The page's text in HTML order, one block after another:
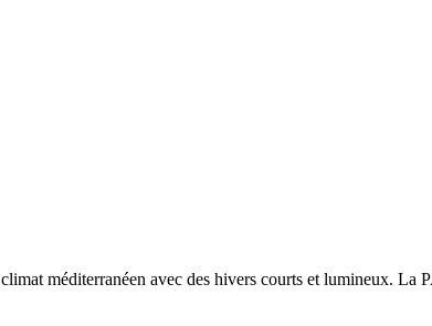
climat méditerranéen avec des hivers courts et lumineux. La